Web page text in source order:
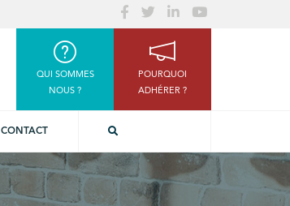
QUI SOMMES
NOUS ?
POURQUOI
ADHÉRER ?
CONTACT